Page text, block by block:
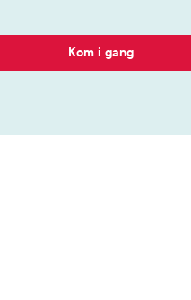
Kom i gang